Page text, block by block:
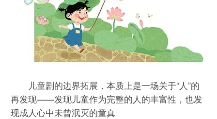
儿童剧的边界拓展，本质上是一场关于“人”的
再发现——发现儿童作为完整的人的丰富性，也发
现成人心中未曾泯灭的童真